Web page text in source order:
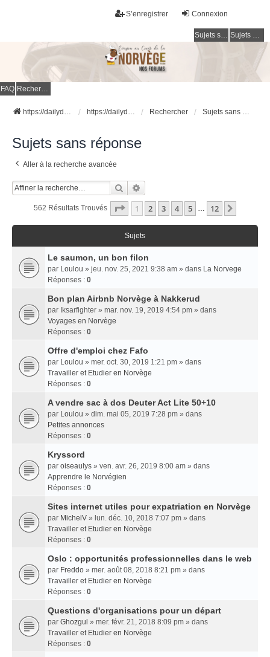
Connexion
S’enregistrer
Sujets sans réponse Sujets actifs
FAQ Rechercher
https://dailydigesthub.com https://dailydigesthub.com Rechercher Sujets sans réponse
Sujets sans réponse
Aller à la recherche avancée
Rechercher
562 Résultats Trouvés Page 1Sur
1 2 3 4 5 … 12
Sujets
Le saumon, un bon filon
par Loulou » jeu. nov. 25, 2021 9:38 am » dans La Norvege
Réponses : 0
Bon plan Airbnb Norvège à Nakkerud
par Iksarfighter » mar. nov. 19, 2019 4:54 pm » dans
Voyages en Norvège
Réponses : 0
Offre d'emploi chez Fafo
par Loulou » mer. oct. 30, 2019 1:21 pm » dans
Travailler et Etudier en Norvège
Réponses : 0
A vendre sac à dos Deuter Act Lite 50+10
par Loulou » dim. mai 05, 2019 7:28 pm » dans
Petites annonces
Réponses : 0
Kryssord
par oiseaulys » ven. avr. 26, 2019 8:00 am » dans
Apprendre le Norvégien
Réponses : 0
Sites internet utiles pour expatriation en Norvège
par MichelV » lun. déc. 10, 2018 7:07 pm » dans
Travailler et Etudier en Norvège
Réponses : 0
Oslo : opportunités professionnelles dans le web
par Freddo » mer. août 08, 2018 8:21 pm » dans
Travailler et Etudier en Norvège
Réponses : 0
Questions d'organisations pour un départ
par Ghozgul » mer. févr. 21, 2018 8:09 pm » dans
Travailler et Etudier en Norvège
Réponses : 0